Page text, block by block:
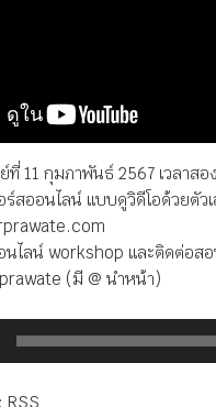
ที่ 11 กุมภาพันธ์ 2567 เวลาสอ
ร์สออนไลน์ แบบดูวิดีโอด้วยตัวเ
นไลน์ workshop และติดต่อส
(มี @ นำหน้า)
RSS